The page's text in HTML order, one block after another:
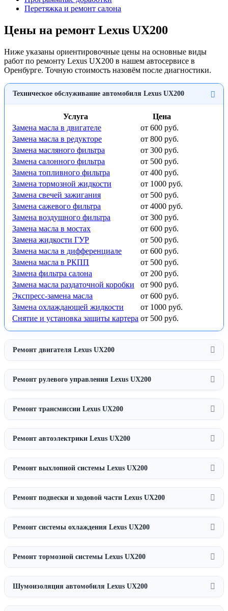
Перетяжка и ремонт салона
Цены на ремонт Lexus UX200
Ниже указаны ориентировочные цены на основные виды
работ по ремонту Lexus UX200 в нашем автосервисе в
Оренбурге. Точную стоимость назовём после диагностики.
Техническое обслуживание автомобиля Lexus UX200
Услуга
Цена
Замена масла в двигателе
от 600 руб.
Замена масла в редукторе
от 800 руб.
Замена масляного фильтра
от 300 руб.
Замена салонного фильтра
от 500 руб.
Замена топливного фильтра
от 400 руб.
Замена тормозной жидкости
от 1000 руб.
Замена свечей зажигания
от 500 руб.
Замена сажевого фильтра
от 4000 руб.
Замена воздушного фильтра
от 300 руб.
Замена масла в мостах
от 600 руб.
Замена жидкости ГУР
от 500 руб.
Замена масла в дифференциале
от 600 руб.
Замена масла в РКПП
от 500 руб.
Замена фильтра салона
от 200 руб.
Замена масла раздаточной коробки
от 900 руб.
Экспресс-замена масла
от 600 руб.
Замена охлаждающей жидкости
от 1000 руб.
Снятие и установка защиты картера от 500 руб.
Ремонт двигателя Lexus UX200
Ремонт рулевого управления Lexus UX200
Ремонт трансмиссии Lexus UX200
Ремонт автоэлектрики Lexus UX200
Ремонт выхлопной системы Lexus UX200
Ремонт подвески и ходовой части Lexus UX200
Ремонт системы охлаждения Lexus UX200
Ремонт тормозной системы Lexus UX200
Шумоизоляция автомобиля Lexus UX200